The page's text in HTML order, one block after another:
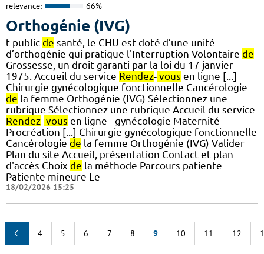
relevance: 66%
Orthogénie (IVG)
t public de santé, le CHU est doté d’une unité
d’orthogénie qui pratique l'Interruption Volontaire de
Grossesse, un droit garanti par la loi du 17 janvier
1975. Accueil du service Rendez- vous en ligne [...]
Chirurgie gynécologique fonctionnelle Cancérologie
de la femme Orthogénie (IVG) Sélectionnez une
rubrique Sélectionnez une rubrique Accueil du service
Rendez- vous en ligne - gynécologie Maternité
Procréation [...] Chirurgie gynécologique fonctionnelle
Cancérologie de la femme Orthogénie (IVG) Valider
Plan du site Accueil, présentation Contact et plan
d'accès Choix de la méthode Parcours patiente
Patiente mineure Le
18/02/2026 15:25
4 5 6 7 8 9 10 11 12